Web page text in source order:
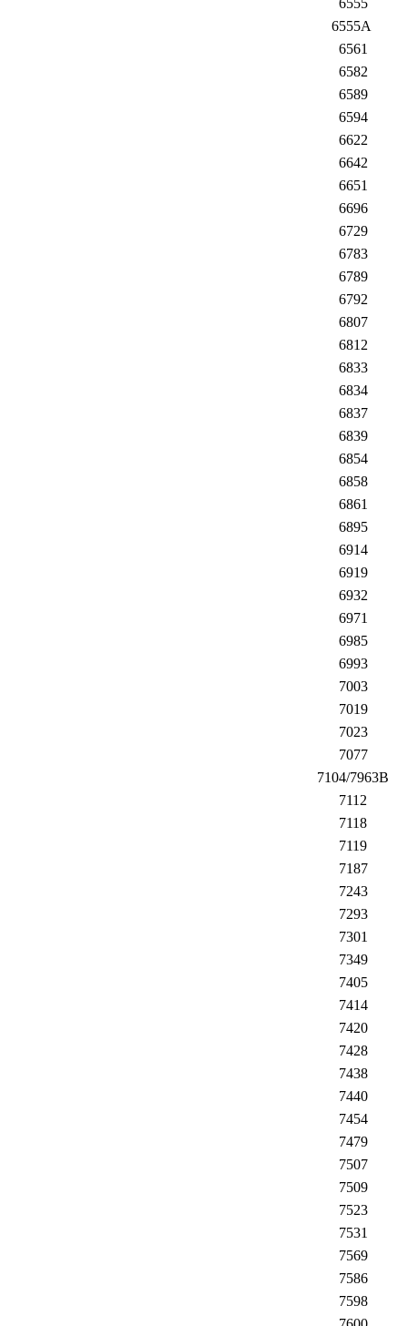
6555
6555A
6561
6582
6589
6594
6622
6642
6651
6696
6729
6783
6789
6792
6807
6812
6833
6834
6837
6839
6854
6858
6861
6895
6914
6919
6932
6971
6985
6993
7003
7019
7023
7077
7104/7963B
7112
7118
7119
7187
7243
7293
7301
7349
7405
7414
7420
7428
7438
7440
7454
7479
7507
7509
7523
7531
7569
7586
7598